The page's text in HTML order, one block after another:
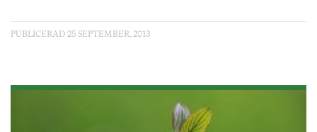
PUBLICERAD 25 SEPTEMBER, 2013